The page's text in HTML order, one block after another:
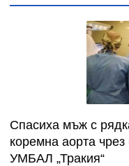
Спасиха мъж с
коремна аорта
УМБАЛ „Тракия“